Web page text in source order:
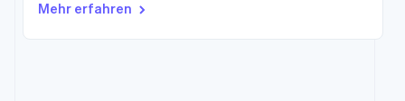
Radar
Ecosystem
Mehr erfahren